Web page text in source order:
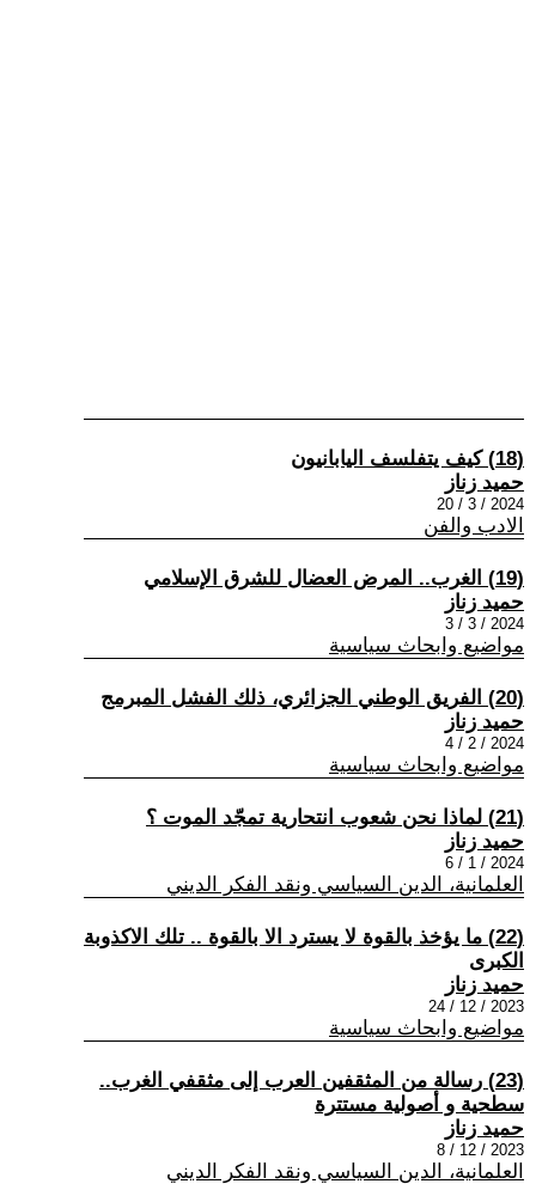
(18) كيف يتفلسف اليابانيون
حميد زناز
2024 / 3 / 20
الادب والفن
(19) الغرب.. المرض العضال للشرق الإسلامي
حميد زناز
2024 / 3 / 3
مواضيع وابحاث سياسية
(20) الفريق الوطني الجزائري، ذلك الفشل المبرمج
حميد زناز
2024 / 2 / 4
مواضيع وابحاث سياسية
(21) لماذا نحن شعوب انتحارية تمجّد الموت ؟
حميد زناز
2024 / 1 / 6
العلمانية، الدين السياسي ونقد الفكر الديني
(22) ما يؤخذ بالقوة لا يسترد الا بالقوة .. تلك الاكذوبة
الكبرى
حميد زناز
2023 / 12 / 24
مواضيع وابحاث سياسية
(23) رسالة من المثقفين العرب إلى مثقفي الغرب..
سطحية و أصولية مستترة
حميد زناز
2023 / 12 / 8
العلمانية، الدين السياسي ونقد الفكر الديني